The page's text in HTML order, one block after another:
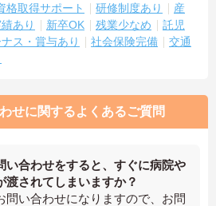
格取得サポート 研修制度あり
産
あり
新卒OK 残業少なめ
託児
ス・賞与あり 社会保険完備
交通
せに関するよくあるご質問
い合わせをすると、すぐに病院や
渡されてしまいますか？
問い合わせになりますので、お問